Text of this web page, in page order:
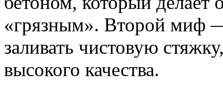
«грязным». Второй миф
заливать чистовую
высокого качества.